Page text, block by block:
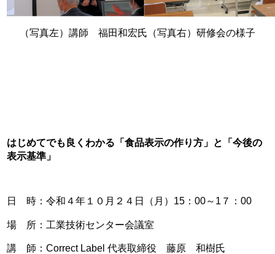
（写真左）講師 福田和宏氏（写真右）研修会の様子
はじめてでも良くわかる「食品表示の作り方」と「今後の
表示基準」
日 時：令和４年１０月２４日（月）15：00～1７：00
場 所：工業技術センター会議室
講 師：Correct Label 代表取締役 藤原 和樹氏